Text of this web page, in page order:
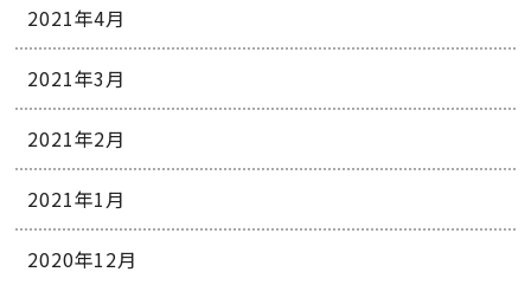
2021年4月
2021年3月
2021年2月
2021年1月
2020年12月